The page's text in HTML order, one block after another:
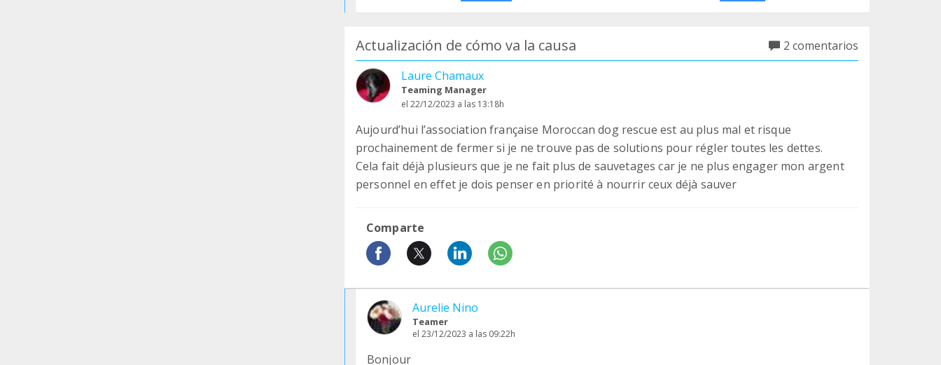
Actualización de cómo va la causa
2 comentarios
Laure Chamaux
Teaming Manager
el 22/12/2023 a las 13:18h
Aujourd’hui l’association française Moroccan dog rescue est au plus mal et risque
prochainement de fermer si je ne trouve pas de solutions pour régler toutes les dettes.
Cela fait déjà plusieurs que je ne fait plus de sauvetages car je ne plus engager mon argent
personnel en effet je dois penser en priorité à nourrir ceux déjà sauver
Comparte
Aurelie Nino
Teamer
el 23/12/2023 a las 09:22h
Bonjour